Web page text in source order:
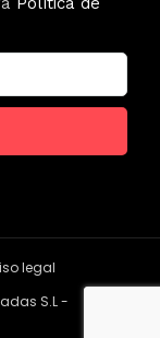
legal
S.L -